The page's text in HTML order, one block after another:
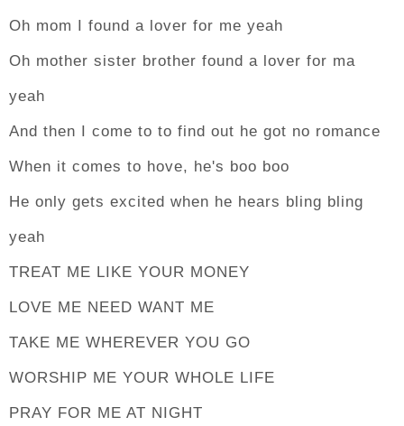
Oh mom I found a lover for me yeah
Oh mother sister brother found a lover for ma
yeah
And then I come to to find out he got no romance
When it comes to hove, he's boo boo
He only gets excited when he hears bling bling
yeah
TREAT ME LIKE YOUR MONEY
LOVE ME NEED WANT ME
TAKE ME WHEREVER YOU GO
WORSHIP ME YOUR WHOLE LIFE
PRAY FOR ME AT NIGHT